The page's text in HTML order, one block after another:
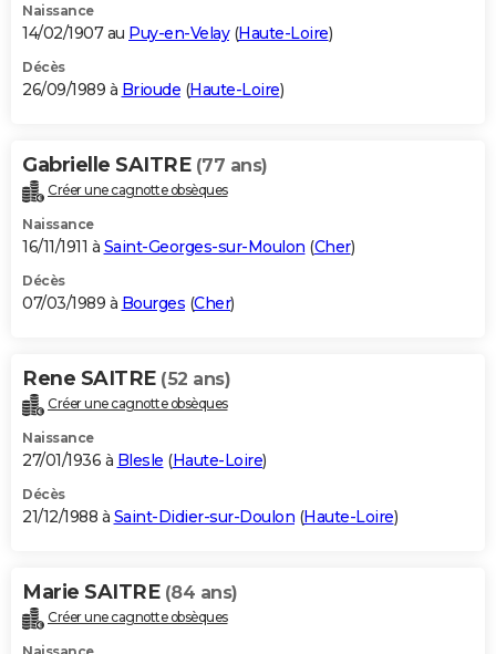
Naissance
14/02/1907 au Puy-en-Velay(Haute-Loire)
Décès
26/09/1989 à Brioude (Haute-Loire)
Gabrielle SAITRE (77 ans)
Créer une cagnotte obsèques
Naissance
16/11/1911 à Saint-Georges-sur-Moulon (Cher)
Décès
07/03/1989 à Bourges (Cher)
Rene SAITRE (52 ans)
Créer une cagnotte obsèques
Naissance
27/01/1936 à Blesle (Haute-Loire)
Décès
21/12/1988 à Saint-Didier-sur-Doulon (Haute-Loire)
Marie SAITRE (84 ans)
Créer une cagnotte obsèques